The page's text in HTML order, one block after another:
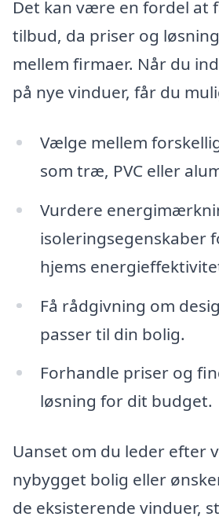
Det kan være en fordel at
tilbud, da priser og
mellem firmaer. Når du
på nye vinduer, får du
Vælge mellem
som træ, PVC eller
Vurdere
isoleringsegenskaber
hjems
Få rådgivning om
passer til din bolig.
Forhandle priser og
løsning for dit budget.
Uanset om du leder efter
nybygget bolig eller
de eksisterende vinduer,